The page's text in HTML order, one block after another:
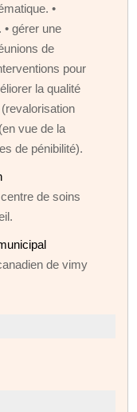
•
gérer une
de
pour
la qualité
vue de la
de pénibilité).
de soins
de vimy